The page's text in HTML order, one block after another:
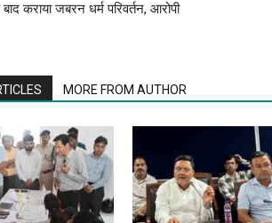
कराया जबरन धर्म परिवर्तन, आरोपी
MORE FROM AUTHOR